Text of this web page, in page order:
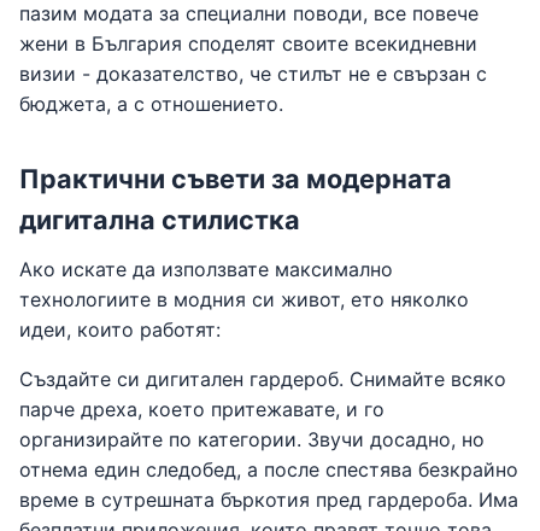
пазим модата за специални поводи, все повече
жени в България споделят своите всекидневни
визии - доказателство, че стилът не е свързан с
бюджета, а с отношението.
Практични съвети за модерната
дигитална стилистка
Ако искате да използвате максимално
технологиите в модния си живот, ето няколко
идеи, които работят:
Създайте си дигитален гардероб. Снимайте всяко
парче дреха, което притежавате, и го
организирайте по категории. Звучи досадно, но
отнема един следобед, а после спестява безкрайно
време в сутрешната бъркотия пред гардероба. Има